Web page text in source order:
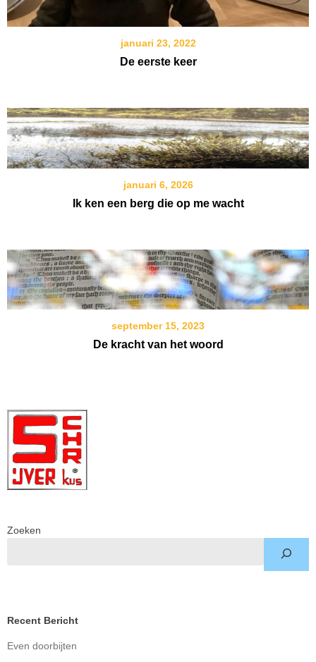
januari 23, 2022
De eerste keer
januari 6, 2026
Ik ken een berg die op me wacht
september 15, 2023
De kracht van het woord
Zoeken
Recent Bericht
Even doorbijten